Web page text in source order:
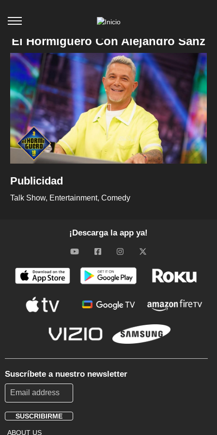
El Hormiguero Con Alejandro Sanz
Publicidad
Talk Show Entertainment Comedy
¡Descarga la app ya!
Suscríbete a nuestro newsletter
SUSCRIBIRME
ABOUT US